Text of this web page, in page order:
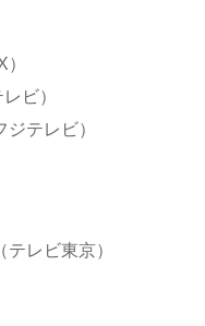
ビ）
テレビ）
レビ東京）